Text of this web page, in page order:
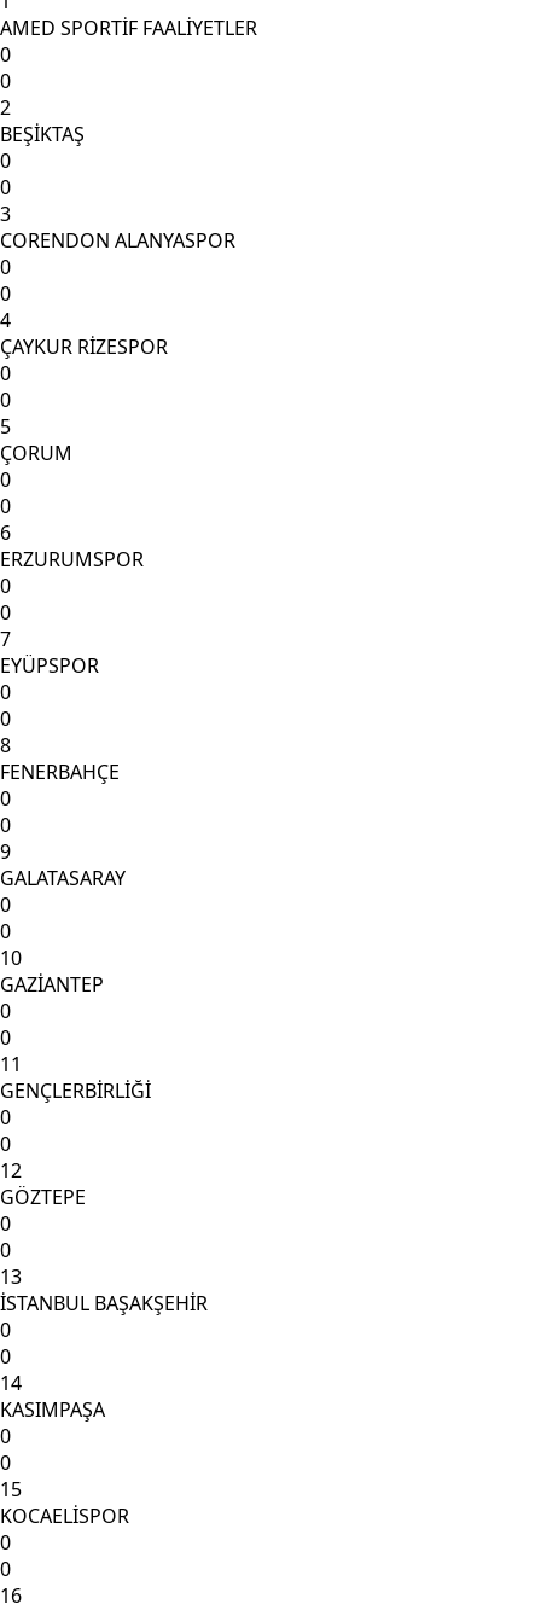
AMED SPORTİF FAALİYETLER
0
0
2
BEŞİKTAŞ
0
0
3
CORENDON ALANYASPOR
0
0
4
ÇAYKUR RİZESPOR
0
0
5
ÇORUM
0
0
6
ERZURUMSPOR
0
0
7
EYÜPSPOR
0
0
8
FENERBAHÇE
0
0
9
GALATASARAY
0
0
10
GAZİANTEP
0
0
11
GENÇLERBİRLİĞİ
0
0
12
GÖZTEPE
0
0
13
İSTANBUL BAŞAKŞEHİR
0
0
14
KASIMPAŞA
0
0
15
KOCAELİSPOR
0
0
16